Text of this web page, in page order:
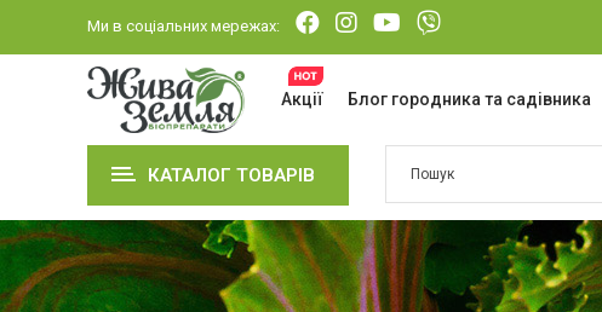
Ми в соціальних мережах:
Акції Блог городника та садівника
КАТАЛОГ ТОВАРІВ